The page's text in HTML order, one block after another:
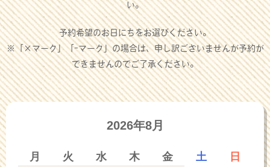
い。
予約希望のお日にちをお選びください。
※「×マーク」「-マーク」の場合は、申し訳ございませんが予約が
できませんのでご了承ください。
2026年8月
月 火 水 木 金 土 日